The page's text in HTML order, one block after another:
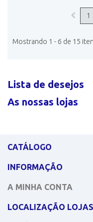
1
Mostrando 1 - 6 de 15
Lista de desejos
As nossas lojas
CATÁLOGO
INFORMAÇÃO
A MINHA CONTA
LOCALIZAÇÃO LOJAS